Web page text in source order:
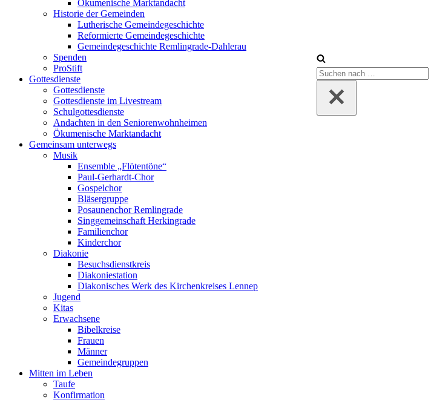
Ökumenische Marktandacht
Historie der Gemeinden
Lutherische Gemeindegeschichte
Reformierte Gemeindegeschichte
Gemeindegeschichte Remlingrade-Dahlerau
Spenden
ProStift
Gottesdienste
Gottesdienste
Gottesdienste im Livestream
Schulgottesdienste
Andachten in den Seniorenwohnheimen
Ökumenische Marktandacht
Gemeinsam unterwegs
Musik
Ensemble „Flötentöne“
Paul-Gerhardt-Chor
Gospelchor
Bläsergruppe
Posaunenchor Remlingrade
Singgemeinschaft Herkingrade
Familienchor
Kinderchor
Diakonie
Besuchsdienstkreis
Diakoniestation
Diakonisches Werk des Kirchenkreises Lennep
Jugend
Kitas
Erwachsene
Bibelkreise
Frauen
Männer
Gemeindegruppen
Mitten im Leben
Taufe
Konfirmation
Suchen
nach …